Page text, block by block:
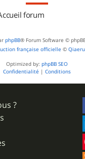
forum
phpBB® Forum Software ©
française officielle © Qiaeru
Optimized by: phpBB SEO
Confidentialité | Conditions
?